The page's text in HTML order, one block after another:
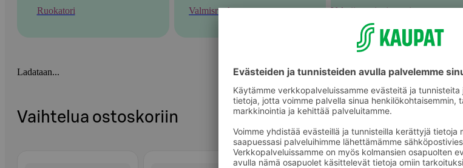
Ruokatori Valmisruoka Valmiit ateriat ja aterian osat
Ladataan...
Vaihtelua ostoskoriin